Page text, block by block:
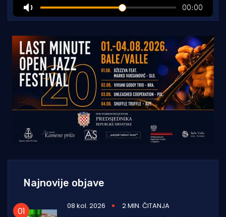
Najnovije objave
08 kol. 2026
2 MIN. ČITANJA